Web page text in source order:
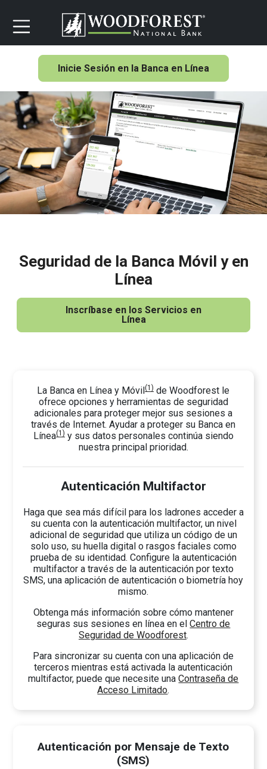
Inicie Sesión en la Banca en Línea
Seguridad de la Banca Móvil y en
Línea
Inscríbase en los Servicios en
Línea
La Banca en Línea y Móvil(1) de Woodforest le
ofrece opciones y herramientas de seguridad
adicionales para proteger mejor sus sesiones a
través de Internet. Ayudar a proteger su Banca en
Línea(1)y sus datos personales continúa siendo
nuestra principal prioridad.
Autenticación Multifactor
Haga que sea más difícil para los ladrones acceder a
su cuenta con la autenticación multifactor, un nivel
adicional de seguridad que utiliza un código de un
solo uso, su huella digital o rasgos faciales como
prueba de su identidad. Configure la autenticación
multifactor a través de la autenticación por texto
SMS, una aplicación de autenticación o biometría hoy
mismo.
Obtenga más información sobre cómo mantener
seguras sus sesiones en línea en elCentro de
Seguridad de Woodforest.
Para sincronizar su cuenta con una aplicación de
terceros mientras está activada la autenticación
multifactor, puede que necesite una Contraseña de
Acceso Limitado.
Autenticación por Mensaje de Texto
(SMS)